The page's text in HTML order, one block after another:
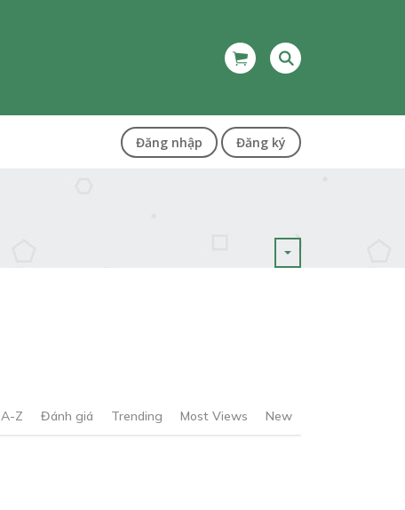
Đăng nhập Đăng ký
A-Z Đánh giá Trending Most Views New